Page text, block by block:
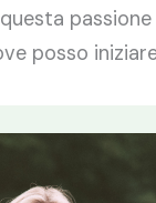
passione
posso